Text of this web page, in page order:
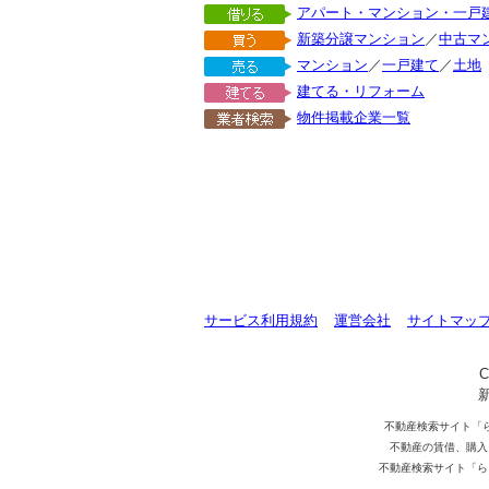
アパート・マンション・一戸
新築分譲マンション ／中古マ
マンション ／一戸建て ／土地
建てる・リフォーム
物件掲載企業一覧
サービス利用規約 運営会社 サイトマッ
不動産検索サイト「
不動産の賃借、購
不動産検索サイト「